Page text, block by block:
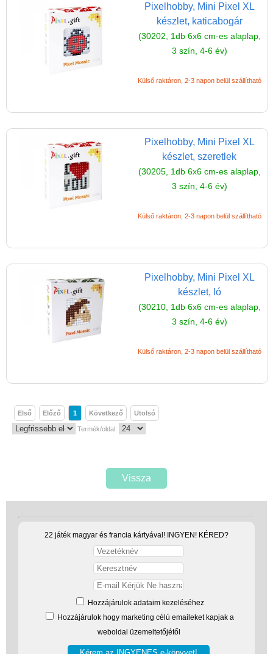
Pixelhobby, Mini Pixel XL
készlet, katicabogár
(30202, 1db 6x6 cm-es alaplap,
3 szín, 4-6 év)
Külső raktáron, 2-3 napon belül szállítható
Pixelhobby, Mini Pixel XL
készlet, szeretlek
(30205, 1db 6x6 cm-es alaplap,
3 szín, 4-6 év)
Külső raktáron, 2-3 napon belül szállítható
Pixelhobby, Mini Pixel XL
készlet, ló
(30210, 1db 6x6 cm-es alaplap,
3 szín, 4-6 év)
Külső raktáron, 2-3 napon belül szállítható
Első Előző 1 Következő Utolsó
Termék/oldal:
Vissza
22 játék magyar és francia kártyával! INGYEN! KÉRED?
Hozzájárulok adataim kezeléséhez
Hozzájárulok hogy marketing célú emaileket kapjak a
weboldal üzemeltetőjétől